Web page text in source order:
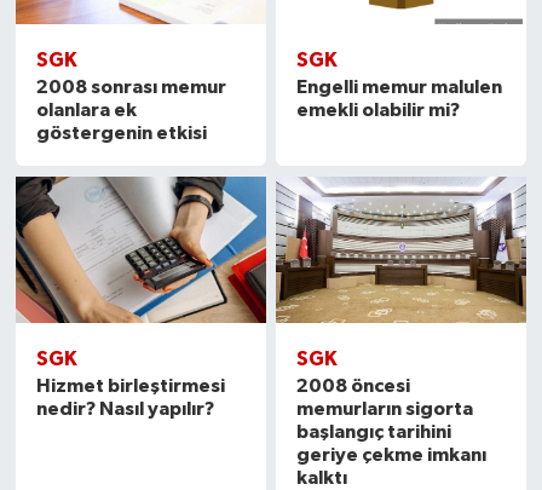
SGK
2008 sonrası memur
olanlara ek
göstergenin etkisi
SGK
Engelli memur malulen
emekli olabilir mi?
SGK
Hizmet birleştirmesi
nedir? Nasıl yapılır?
SGK
2008 öncesi
memurların sigorta
başlangıç tarihini
geriye çekme imkanı
kalktı